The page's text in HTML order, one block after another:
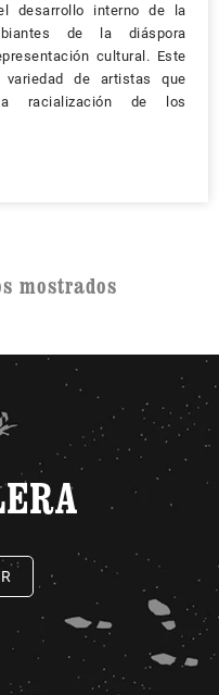
desarrollo interno de la
de la diáspora
cultural. Este
de artistas que
racialización de los
mostrados